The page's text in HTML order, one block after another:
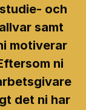
och
samt
motiverar
ni
det ni har